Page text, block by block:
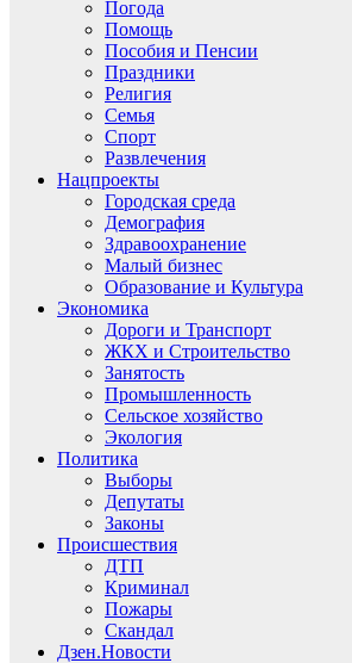
Погода
Помощь
Пособия и Пенсии
Праздники
Религия
Семья
Спорт
Развлечения
Нацпроекты
Городская среда
Демография
Здравоохранение
Малый бизнес
Образование и Культура
Экономика
Дороги и Транспорт
ЖКХ и Строительство
Занятость
Промышленность
Сельское хозяйство
Экология
Политика
Выборы
Депутаты
Законы
Происшествия
ДТП
Криминал
Пожары
Скандал
Дзен.Новости